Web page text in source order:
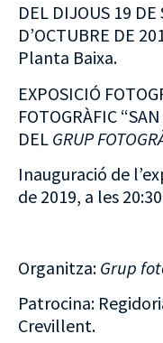
DEL DIJOUS 19
D’OCTUBRE DE
Planta Baixa.
EXPOSICIÓ
FOTOGRÀFIC
DEL GRUP
Inauguració de
de 2019, a les
Organitza: Grup
Patrocina:
Crevillent.